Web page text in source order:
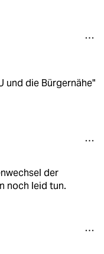
und die Bürgernähe"
der
noch leid tun.